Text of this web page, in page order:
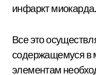
инфаркт миокарда.
Все это
содержащемуся в
элементам